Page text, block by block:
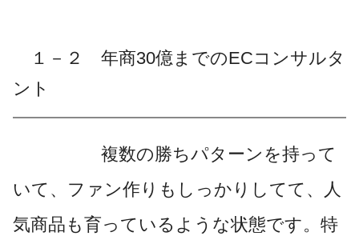
１－２ 年商30億までのECコンサルタ
ント
複数の勝ちパターンを持って
いて、ファン作りもしっかりしてて、人
気商品も育っているような状態です。特